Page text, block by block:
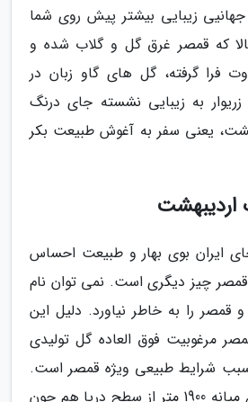
زیبایی بیشتر پیش روی شما
که قمصر غرق گل و گلاب شده و
فرا گرفته، گل های گاو زبان در
زریوار به زیبایی نشسته جای درنگ
یعنی سفر به آغوش طبیعت بکر
اردیبهشت
ایران بوی بهار و طبیعت احساس
قمصر چیز دیگری است. نمی توان نام
قمصر را به خاطر نیاورد. دلیل این
مرغوبیت فوق العاده گل تولیدی
شرایط طبیعی ویژه قمصر است.
قمصر، شهری با ارتفاع میانه 1900 متر از سطح دریا هم چون